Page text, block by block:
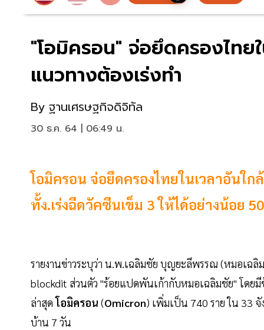
"โอมิครอน" จ่อยึดครองไทย
แนวทางต้องเร่งทำ
By ฐานเศรษฐกิจดิจิทัล
30 ธ.ค. 64 | 06:49 น.
โอมิครอน จ่อยึดครองไทยในเวลาอันใ
ทั้ง.เร่งฉีดวัคซีนเข็ม 3 ให้ได้อย่างน้อย
รายงานข่าวระบุว่า น.พ.เฉลิมชัย บุญยะลีพรรณ (หมอเฉ
blockdit ส่วนตัว "ร้อยแปดพันเก้ากับหมอเฉลิมชัย" โดยมี
ล่าสุดโอมิครอน (Omicron) เพิ่มเป็น 740 ราย ใน 33
บ้าน 7 วัน